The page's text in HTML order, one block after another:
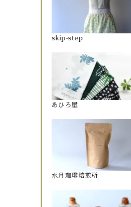
skip-step
あひろ屋
水月珈琲焙煎所